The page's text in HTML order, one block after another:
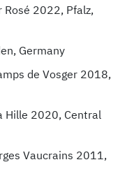
2022, Pfalz,
Germany
de Vosger 2018,
Hille 2020, Central
Vaucrains 2011,